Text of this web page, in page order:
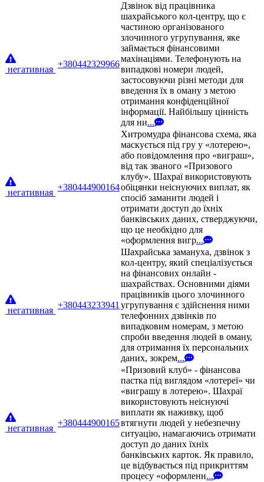
негативная
+380442329966
Дзвінок від працівника
шахрайського кол-центру, що є
частиною організованого
злочинного угрупування, яке
займається фінансовими
махінаціями. Телефонують на
випадкові номери людей,
застосовуючи різні методи для
введення їх в оману з метою
отримання конфіденційної
інформації. Найбільшу цінність
для ни...
негативная
+380444900164
Хитромудра фінансова схема, яка
маскується під гру у «лотерею»,
або повідомлення про «виграш»,
від так званого «Призового
клубу». Шахраї використовують
обіцянки неіснуючих виплат, як
спосіб заманити людей і
отримати доступ до їхніх
банківських даних, стверджуючи,
що це необхідно для
«оформлення вигр...
негативная
+380443233941
Шахрайська замануха, дзвінок з
кол-центру, який спеціалізується
на фінансових онлайн -
шахрайствах. Основними діями
працівників цього злочинного
угрупування є здійснення ними
телефонних дзвінків по
випадковим номерам, з метою
спроби введення людей в оману,
для отримання їх персональних
даних, зокрем...
негативная
+380444900165
«Призовий клуб» - фінансова
пастка під виглядом «лотереї» чи
«виграшу в лотерею». Шахраї
використовують неіснуючі
виплати як наживку, щоб
втягнути людей у небезпечну
ситуацію, намагаючись отримати
доступ до даних їхніх
банківських карток. Як правило,
це відбувається під прикриттям
процесу «оформленн...